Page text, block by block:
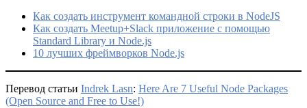
Как создать инструмент командной строки в NodeJS
Как создать Meetup+Slack приложение с помощью
Standard Library и Node.js
10 лучших фреймворков Node.js
Перевод статьи Indrek Lasn: Here Are 7 Useful Node Packages
(Open Source and Free to Use!)